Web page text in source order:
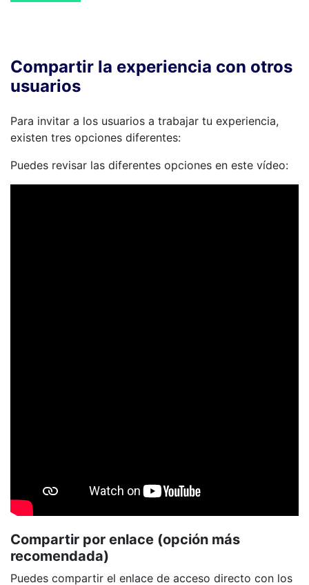
Compartir la experiencia con otros
usuarios
Para invitar a los usuarios a trabajar tu experiencia,
existen tres opciones diferentes:
Puedes revisar las diferentes opciones en este vídeo:
Compartir por enlace (opción más
recomendada)
Puedes compartir el enlace de acceso directo con los